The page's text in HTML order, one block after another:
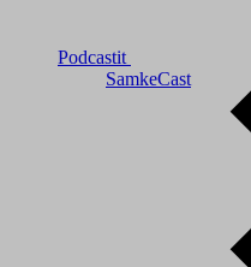
Podcastit
SamkeCast